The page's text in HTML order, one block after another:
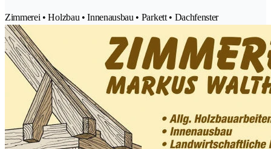
Zimmerei • Holzbau • Innenausbau • Parkett • Dachfenster